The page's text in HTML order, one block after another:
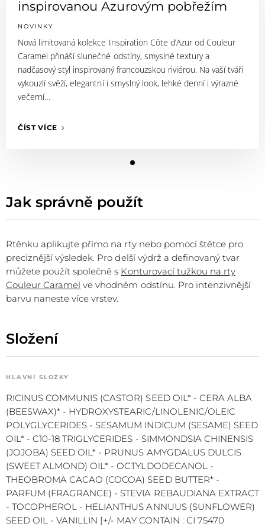
inspirovanou Azurovým pobřežím
NOVINKY
Nová limitovaná kolekce Inspiration Côte d’Azur od Couleur
Caramel přináší slunečné odstíny, smyslné textury a
nadčasový styl inspirovaný francouzskou riviérou. Na vaší tváři
vykouzlí svěží, elegantní i smyslný look, lehké denní i výrazné
večerní…
ČÍST VÍCE
Jak správně použít
Rtěnku aplikujte přímo na rty nebo pomocí štětce pro
preciznější výsledek. Pro delší výdrž a definovaný tvar
můžete použít společně s Konturovací tužkou na rty
Couleur Caramel ve vhodném odstínu. Pro intenzivnější
barvu naneste více vrstev.
Složení
HLAVNÍ SLOŽKY
RICINUS COMMUNIS (CASTOR) SEED OIL* - CERA ALBA
(BEESWAX)* - HYDROXYSTEARIC/LINOLENIC/OLEIC
POLYGLYCERIDES - SESAMUM INDICUM (SESAME) SEED
OIL* - C10-18 TRIGLYCERIDES - SIMMONDSIA CHINENSIS
(JOJOBA) SEED OIL* - PRUNUS AMYGDALUS DULCIS
(SWEET ALMOND) OIL* - OCTYLDODECANOL -
THEOBROMA CACAO (COCOA) SEED BUTTER* -
PARFUM (FRAGRANCE) - STEVIA REBAUDIANA EXTRACT
- TOCOPHEROL - HELIANTHUS ANNUUS (SUNFLOWER)
SEED OIL - VANILLIN [+/- MAY CONTAIN : CI 75470